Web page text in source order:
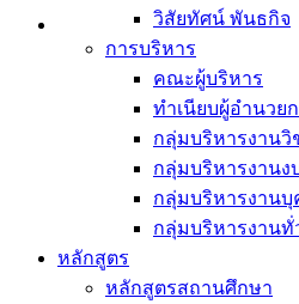
วิสัยทัศน์ พันธกิจ
การบริหาร
คณะผู้บริหาร
ทำเนียบผู้อำนวย
กลุ่มบริหารงานวิ
กลุ่มบริหารงาน
กลุ่มบริหารงานบุ
กลุ่มบริหารงานทั่
หลักสูตร
หลักสูตรสถานศึกษา